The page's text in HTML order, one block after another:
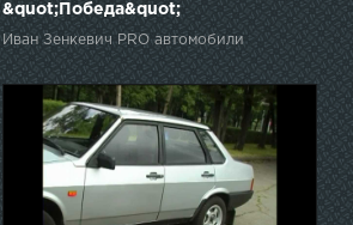
&quot;Победа&quot;
Иван Зенкевич PRO автомобили